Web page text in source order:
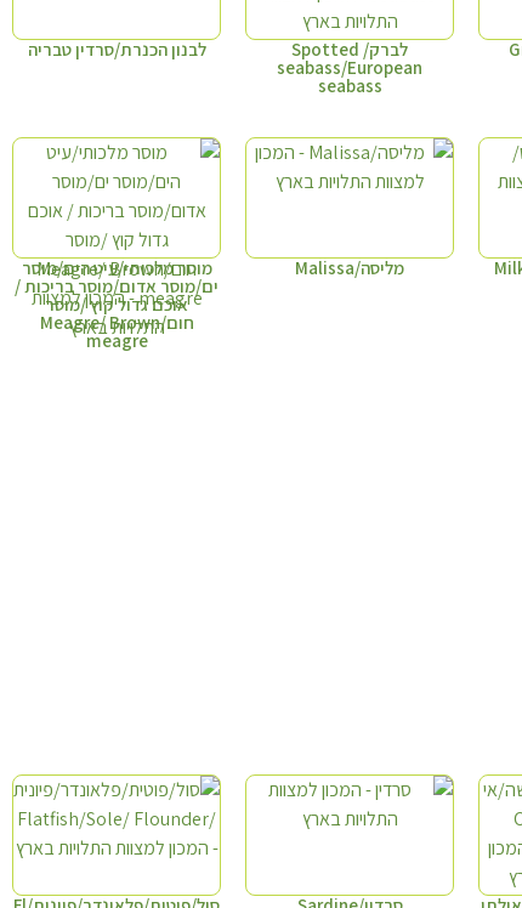
לברק/ Spotted
seabass/European
seabass
לבנון הכנרת/סרדין טבריה
מליסה/Malissa מוסר מלכותי/עיט הים/מוסר
ים/מוסר אדום/מוסר בריכות /
אוכם גדול קוץ /מוסר
חום/Meagre/ Brown
meagre